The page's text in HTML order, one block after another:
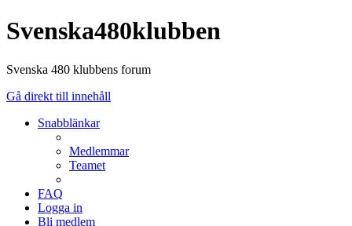
Svenska480klubben
Svenska 480 klubbens forum
Gå direkt till innehåll
Snabblänkar
Medlemmar
Teamet
FAQ
Logga in
Bli medlem